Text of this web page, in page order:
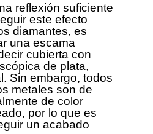
reflexión suficiente
este efecto
diamantes, es
una escama
cubierta con
de plata,
Sin embargo, todos
metales son de
de color
por lo que es
un acabado